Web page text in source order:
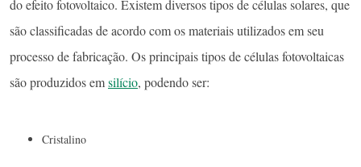
do efeito fotovoltaico. Existem diversos tipos de células solares, que
são classificadas de acordo com os materiais utilizados em seu
processo de fabricação. Os principais tipos de células fotovoltaicas
são produzidos emsilício, podendo ser:
Cristalino